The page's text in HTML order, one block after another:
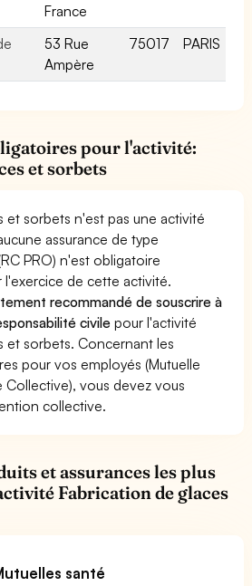
France
53 Rue
Ampère
75017 PARIS
pour l'activité:
et sorbets
et sorbets n'est pas une activité
assurance de type
PRO) n'est obligatoire
de cette activité.
recommandé de souscrire à
civile pour l'activité
et sorbets. Concernant les
pour vos employés (Mutuelle
Collective), vous devez vous
collective.
et assurances les plus
Fabrication de glaces
santé